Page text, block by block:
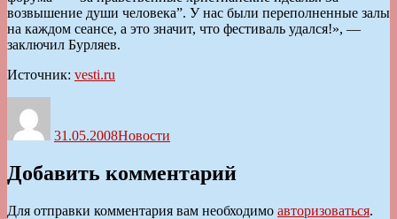
возвышение души человека”. У нас были переполненные залы
на каждом сеансе, а это значит, что фестиваль удался!», —
заключил Бурляев.
Источник: vesti.ru
31.05.2008Новости
Добавить комментарий
Для отправки комментария вам необходимо авторизоваться.